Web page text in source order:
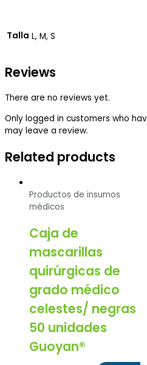
Talla L, M, S
Reviews
There are no reviews yet.
Only logged in customers who
may leave a review.
Related products
Productos de insumos
médicos
Caja de
mascarillas
quirúrgicas de
grado médico
celestes/ negras
50 unidades
Guoyan®